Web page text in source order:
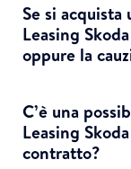
Se si
Leasing
oppure la
C’è una
Leasing
contratto?